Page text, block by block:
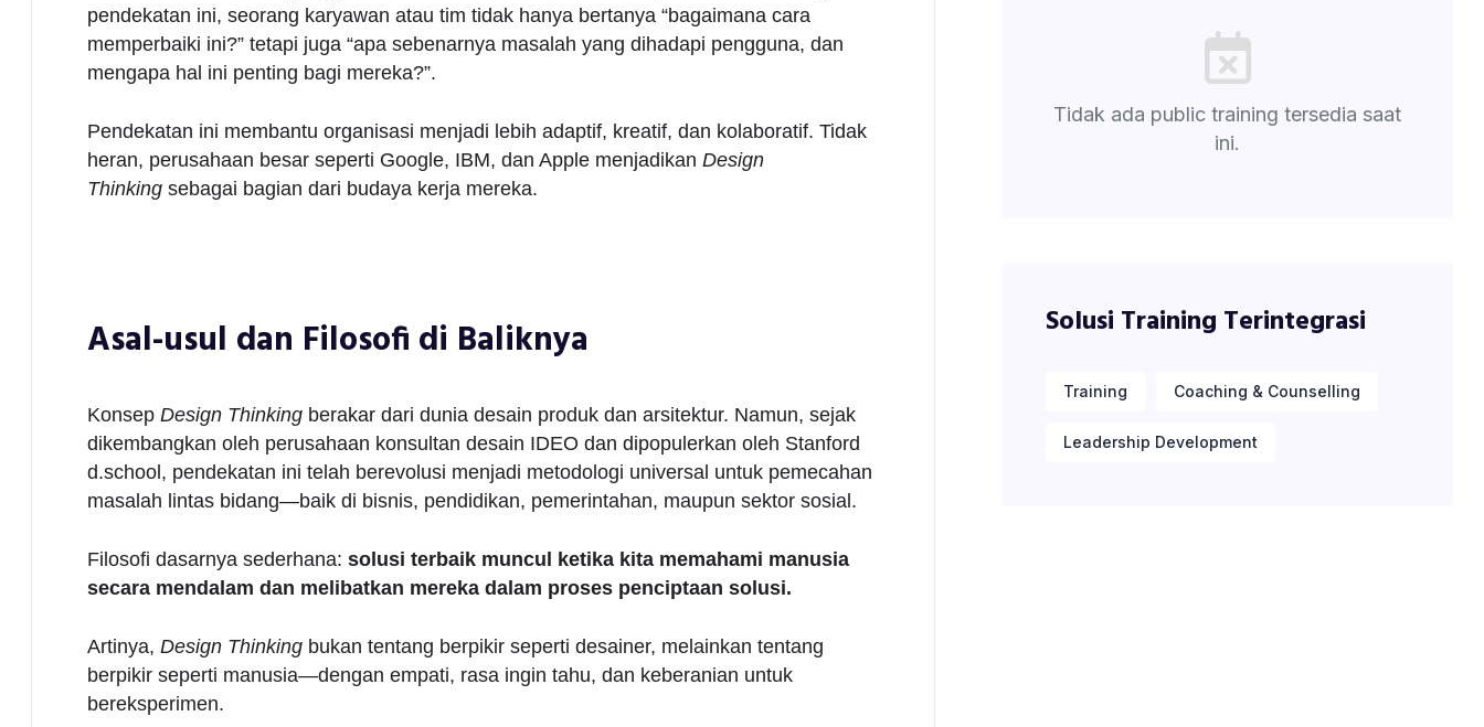
pendekatan ini, seorang karyawan atau tim tidak hanya bertanya “bagaimana cara
memperbaiki ini?” tetapi juga “apa sebenarnya masalah yang dihadapi pengguna, dan
mengapa hal ini penting bagi mereka?”.
Pendekatan ini membantu organisasi menjadi lebih adaptif, kreatif, dan kolaboratif. Tidak
heran, perusahaan besar seperti Google, IBM, dan Apple menjadikan Design
Thinkingsebagai bagian dari budaya kerja mereka.
Asal-usul dan Filosofi di Baliknya
Konsep Design Thinkingberakar dari dunia desain produk dan arsitektur. Namun, sejak
dikembangkan oleh perusahaan konsultan desain IDEO dan dipopulerkan oleh Stanford
d.school, pendekatan ini telah berevolusi menjadi metodologi universal untuk pemecahan
masalah lintas bidang—baik di bisnis, pendidikan, pemerintahan, maupun sektor sosial.
Filosofi dasarnya sederhana: solusi terbaik muncul ketika kita memahami manusia
secara mendalam dan melibatkan mereka dalam proses penciptaan solusi.
Artinya, Design Thinkingbukan tentang berpikir seperti desainer, melainkan tentang
berpikir seperti manusia—dengan empati, rasa ingin tahu, dan keberanian untuk
bereksperimen.
Tidak ada public training tersedia saat
ini.
Solusi Training Terintegrasi
Training Coaching & Counselling
Leadership Development